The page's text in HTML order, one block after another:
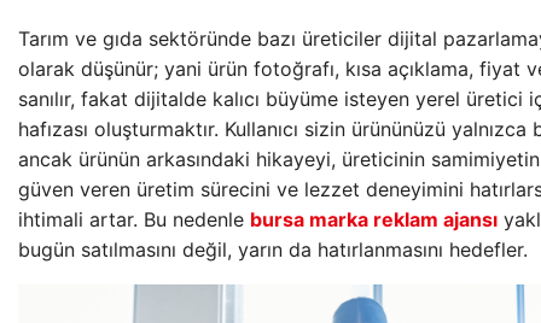
Tarım ve gıda sektöründe bazı üreticiler dijital
olarak düşünür; yani ürün fotoğrafı, kısa açıklama, fiyat
sanılır, fakat dijitalde kalıcı büyüme isteyen yerel üretici
hafızası oluşturmaktır. Kullanıcı sizin ürününüzü
ancak ürünün arkasındaki hikayeyi, üreticinin
güven veren üretim sürecini ve lezzet deneyimini
ihtimali artar. Bu nedenle bursa marka reklam ajansı
bugün satılmasını değil, yarın da hatırlanmasını hedefler.